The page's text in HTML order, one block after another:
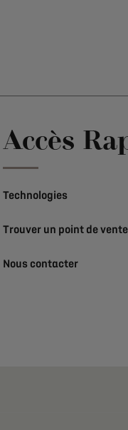
Accès
Technologies
Trouver un point de vente
Nous contacter